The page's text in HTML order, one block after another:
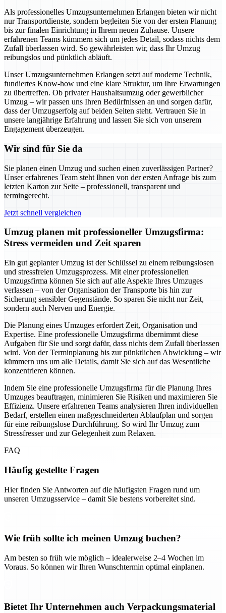
Als professionelles Umzugsunternehmen Erlangen bieten wir nicht
nur Transportdienste, sondern begleiten Sie von der ersten Planung
bis zur finalen Einrichtung in Ihrem neuen Zuhause. Unsere
erfahrenen Teams kümmern sich um jedes Detail, sodass nichts dem
Zufall überlassen wird. So gewährleisten wir, dass Ihr Umzug
reibungslos und pünktlich abläuft.
Unser Umzugsunternehmen Erlangen setzt auf moderne Technik,
fundiertes Know-how und eine klare Struktur, um Ihre Erwartungen
zu übertreffen. Ob privater Haushaltsumzug oder gewerblicher
Umzug – wir passen uns Ihren Bedürfnissen an und sorgen dafür,
dass der Umzugserfolg auf beiden Seiten steht. Vertrauen Sie in
unsere langjährige Erfahrung und lassen Sie sich von unserem
Engagement überzeugen.
Wir sind für Sie da
Sie planen einen Umzug und suchen einen zuverlässigen Partner?
Unser erfahrenes Team steht Ihnen von der ersten Anfrage bis zum
letzten Karton zur Seite – professionell, transparent und
termingerecht.
Jetzt schnell vergleichen
Umzug planen mit professioneller Umzugsfirma:
Stress vermeiden und Zeit sparen
Ein gut geplanter Umzug ist der Schlüssel zu einem reibungslosen
und stressfreien Umzugsprozess. Mit einer professionellen
Umzugsfirma können Sie sich auf alle Aspekte Ihres Umzuges
verlassen – von der Organisation der Transporte bis hin zur
Sicherung sensibler Gegenstände. So sparen Sie nicht nur Zeit,
sondern auch Nerven und Energie.
Die Planung eines Umzuges erfordert Zeit, Organisation und
Expertise. Eine professionelle Umzugsfirma übernimmt diese
Aufgaben für Sie und sorgt dafür, dass nichts dem Zufall überlassen
wird. Von der Terminplanung bis zur pünktlichen Abwicklung – wir
kümmern uns um alle Details, damit Sie sich auf das Wesentliche
konzentrieren können.
Indem Sie eine professionelle Umzugsfirma für die Planung Ihres
Umzuges beauftragen, minimieren Sie Risiken und maximieren Sie
Effizienz. Unsere erfahrenen Teams analysieren Ihren individuellen
Bedarf, erstellen einen maßgeschneiderten Ablaufplan und sorgen
für eine reibungslose Durchführung. So wird Ihr Umzug zum
Stressfresser und zur Gelegenheit zum Relaxen.
FAQ
Häufig gestellte Fragen
Hier finden Sie Antworten auf die häufigsten Fragen rund um
unseren Umzugsservice – damit Sie bestens vorbereitet sind.
Wie früh sollte ich meinen Umzug buchen?
Am besten so früh wie möglich – idealerweise 2–4 Wochen im
Voraus. So können wir Ihren Wunschtermin optimal einplanen.
Bietet Ihr Unternehmen auch Verpackungsmaterial